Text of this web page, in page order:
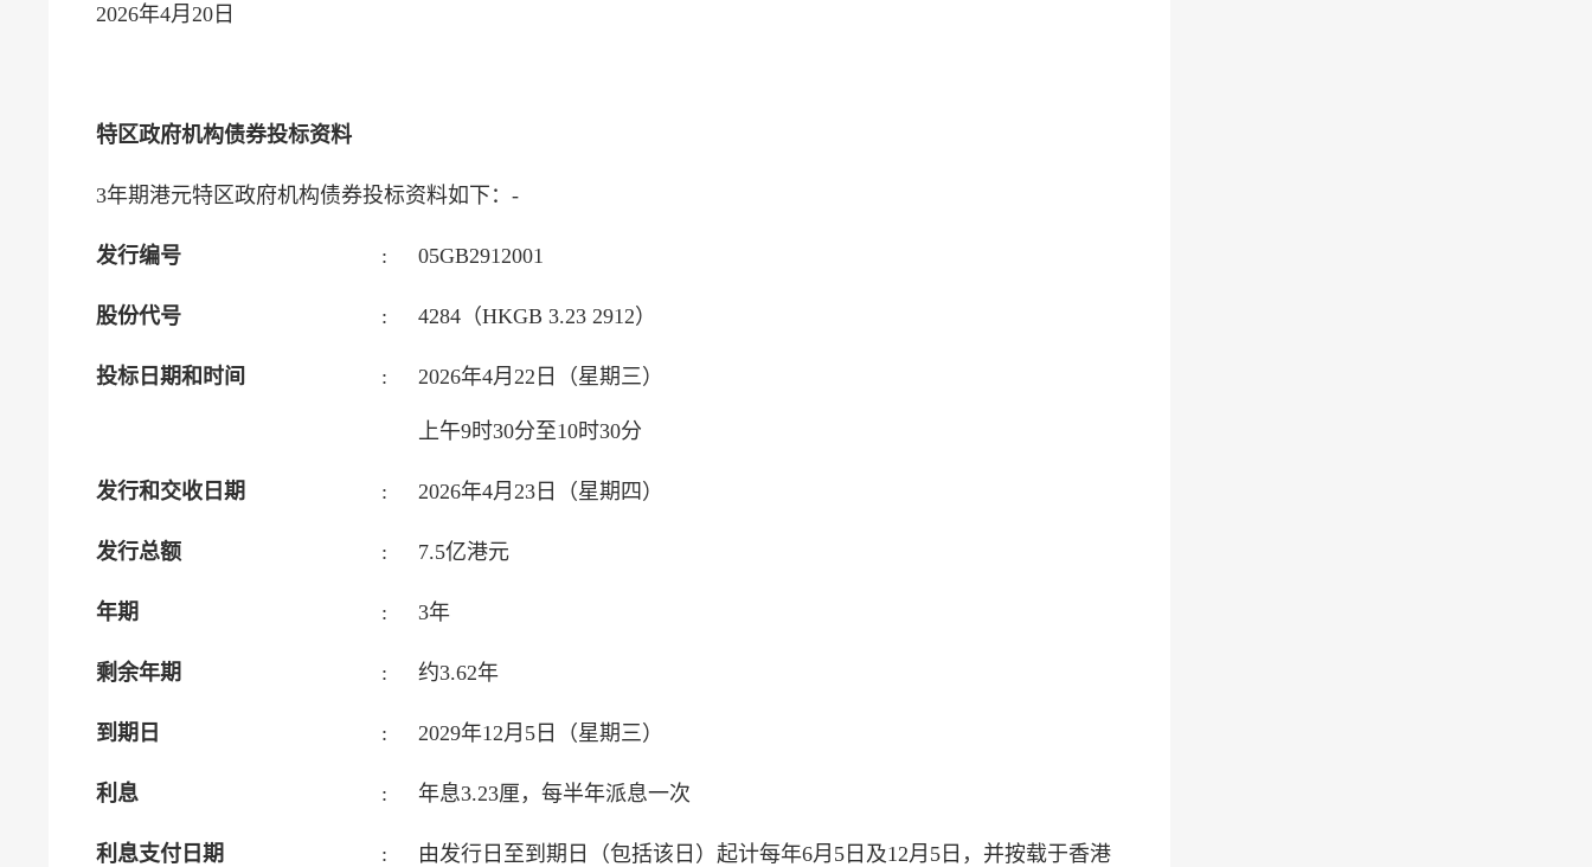
2026年4月20日
特区政府机构债券投标资料
3年期港元特区政府机构债券投标资料如下：-
发行编号 : 05GB2912001
股份代号 : 4284（HKGB 3.23 2912）
投标日期和时间 : 2026年4月22日（星期三）
上午9时30分至10时30分
发行和交收日期 : 2026年4月23日（星期四）
发行总额 : 7.5亿港元
年期 : 3年
剩余年期 : 约3.62年
到期日 : 2029年12月5日（星期三）
利息 : 年息3.23厘，每半年派息一次
利息支付日期 :
由发行日至到期日（包括该日）起计每年6月5日及12月5日，并按载于香港